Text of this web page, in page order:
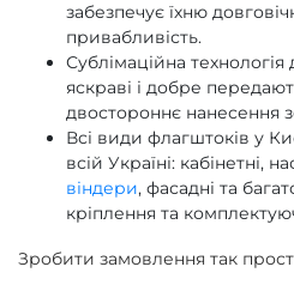
забезпечує їхню
привабливість.
Сублімаційна
яскраві і добре
двостороннє нанесення
Всі види флагштоків у
всій Україні: кабінетні,
віндери, фасадні та
кріплення та
Зробити замовлення так